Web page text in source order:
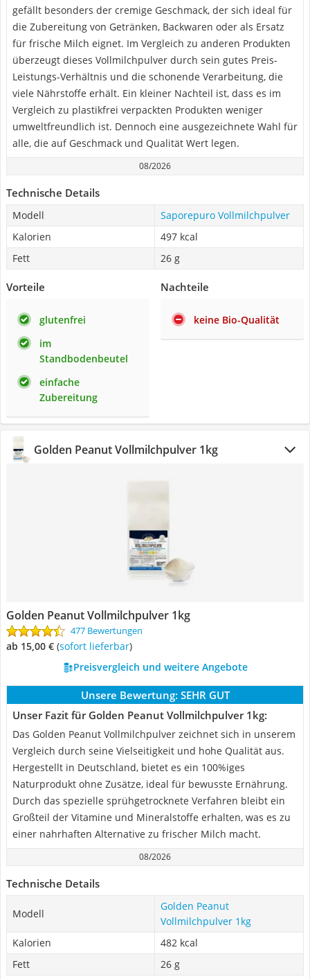
gefällt besonders der cremige Geschmack, der sich ideal für
die Zubereitung von Getränken, Backwaren oder als Ersatz
für frische Milch eignet. Im Vergleich zu anderen Produkten
überzeugt dieses Vollmilchpulver durch sein gutes Preis-
Leistungs-Verhältnis und die schonende Verarbeitung, die
viele Nährstoffe erhält. Ein kleiner Nachteil ist, dass es im
Vergleich zu plastikfrei verpackten Produkten weniger
umweltfreundlich ist. Dennoch eine ausgezeichnete Wahl für
alle, die auf Geschmack und Qualität Wert legen.
08/2026
Technische Details
Modell
Saporepuro Vollmilchpulver
Kalorien
497 kcal
Fett
26 g
Vorteile
glutenfrei
im
Standbodenbeutel
einfache
Zubereitung
Nachteile
keine Bio-Qualität
Golden Peanut Vollmilchpulver 1kg
Golden Peanut Vollmilchpulver 1kg
477 Bewertungen
ab 15,00 € ( Sofort lieferbar)
Preisvergleich und weitere Angebote
Unsere Bewertung: SEHR GUT
Unser Fazit für Golden Peanut Vollmilchpulver 1kg:
Das Golden Peanut Vollmilchpulver zeichnet sich in unserem
Vergleich durch seine Vielseitigkeit und hohe Qualität aus.
Hergestellt in Deutschland, bietet es ein 100%iges
Naturprodukt ohne Zusätze, ideal für bewusste Ernährung.
Durch das spezielle sprühgetrocknete Verfahren bleibt ein
Großteil der Vitamine und Mineralstoffe erhalten, was es zu
einer nahrhaften Alternative zu frischer Milch macht.
08/2026
Technische Details
Modell
Golden Peanut
Vollmilchpulver 1kg
Kalorien
482 kcal
Fett
26 g